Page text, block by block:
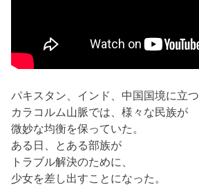
パキスタン、インド、中国国境に立つ
カラコルム山脈では、様々な民族が
微妙な均衡を保っていた。
ある日、とある部族が
トラブル解決のために、
少女を差し出すことになった。